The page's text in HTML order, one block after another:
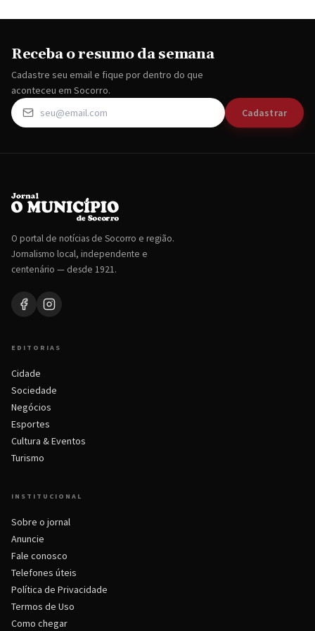
Receba o resumo da semana
Cadastre seu email e fique por dentro do que
aconteceu em Socorro.
Cadastrar
O portal de notícias de Socorro e região.
Jornalismo local, independente e
centenário — desde 1921.
EDITORIAS
Cidade
Sociedade
Negócios
Esportes
Cultura & Eventos
Turismo
INSTITUCIONAL
Sobre o jornal
Anuncie
Fale conosco
Telefones úteis
Política de Privacidade
Termos de Uso
Como chegar